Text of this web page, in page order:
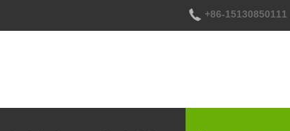
+86-15130850111